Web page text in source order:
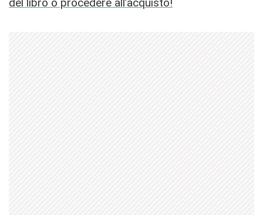
del libro o procedere all’acquisto!